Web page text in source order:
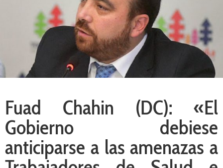
Fuad Chahin (DC): «El
Gobierno debiese
anticiparse a las amenazas a